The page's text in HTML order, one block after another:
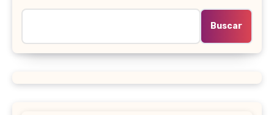
Buscar